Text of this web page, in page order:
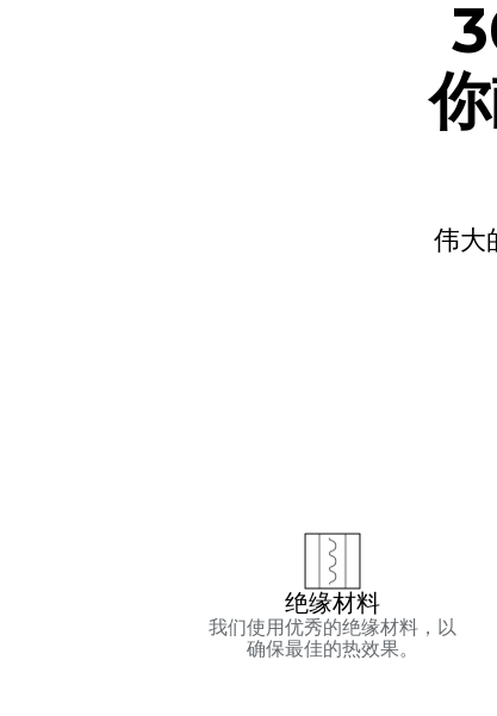
伟大
绝缘材料
我们使用优秀的绝缘材料，以
确保最佳的热效果。